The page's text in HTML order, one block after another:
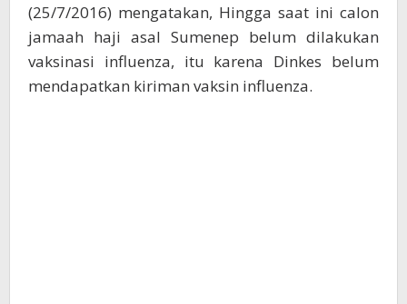
(25/7/2016) mengatakan, Hingga saat ini calon
jamaah haji asal Sumenep belum dilakukan
vaksinasi influenza, itu karena Dinkes belum
mendapatkan kiriman vaksin influenza.